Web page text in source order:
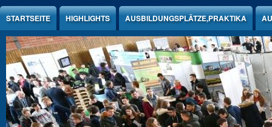
Jump to Content
STARTSEITE HIGHLIGHTS AUSBILDUNGSPLÄTZE,PRAKTIKA